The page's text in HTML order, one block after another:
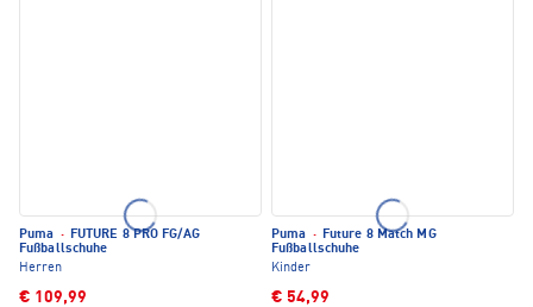
Puma · FUTURE 8 PRO FG/AG
Fußballschuhe
Herren
€ 109,99
Puma · Future 8 Match MG
Fußballschuhe
Kinder
€ 54,99